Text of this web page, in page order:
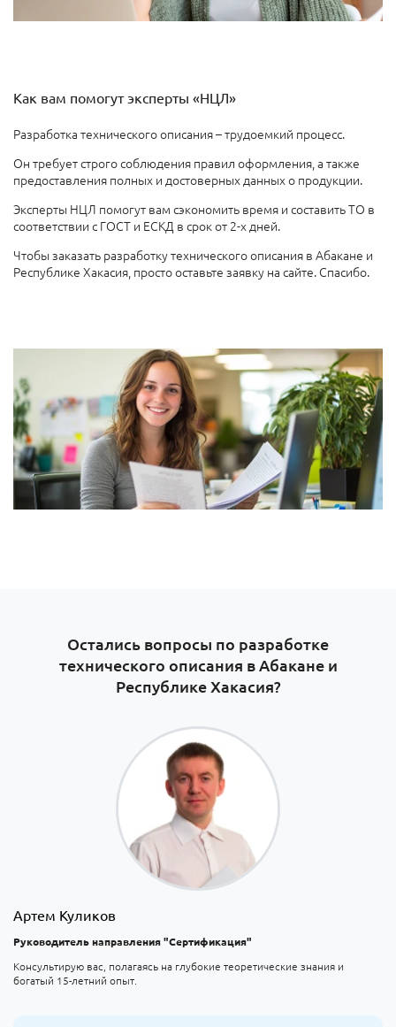
Как вам помогут эксперты «НЦЛ»
Разработка технического описания – трудоемкий процесс.
Он требует строго соблюдения правил оформления, а также
предоставления полных и достоверных данных о продукции.
Эксперты НЦЛ помогут вам сэкономить время и составить ТО в
соответствии с ГОСТ и ЕСКД в срок от 2-х дней.
Чтобы заказать разработку технического описания в Абакане и
Республике Хакасия, просто оставьте заявку на сайте. Спасибо.
Остались вопросы по разработке
технического описания в Абакане и
Республике Хакасия?
Артем Куликов
Руководитель направления "Сертификация"
Консультирую вас, полагаясь на глубокие теоретические знания и
богатый 15-летний опыт.